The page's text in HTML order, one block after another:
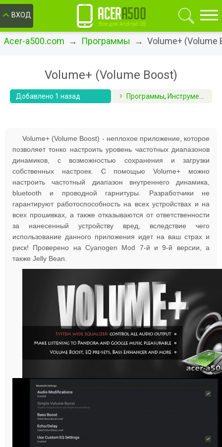
ВХОД
Acer-a500.com → Программы → Volume+ (Volume
Volume+ (Volume Boost)
Добавлено 1 назад Программы, Инструменты
Volume+ (Volume Boost) - неплохое приложение, которое
позволяет тонко настроить уровень частотных диапазонов
динамиков, с возможностью сохранения и загрузки
собственных настроек. С помощью Volume+ можно
настроить частотный диапазон внутреннего динамика,
bluetooth и проводной гарнитуры. Разработчики не
гарантируют работоспособность на всех устройствах и на
всех прошивках, а также отказываются от ответственности
за нанесенный устройству вред, вследствие чего
использование данного приложения идет на ваш страх и
риск! Проверено на Cyanogen Mod 7-й и 9-й версии, а
также Jelly Bean.